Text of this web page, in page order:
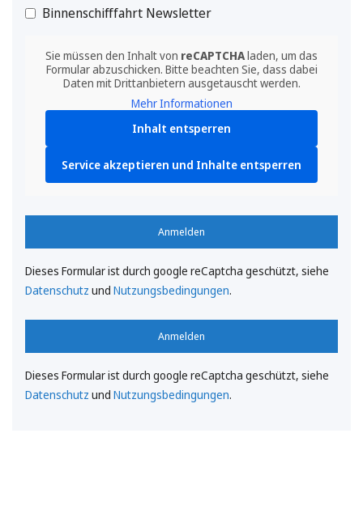
Binnenschifffahrt Newsletter
Sie müssen den Inhalt von reCAPTCHAladen, um das
Formular abzuschicken. Bitte beachten Sie, dass dabei
Daten mit Drittanbietern ausgetauscht werden.
Mehr Informationen
Inhalt entsperren
Service akzeptieren und Inhalte entsperren
Anmelden
Dieses Formular ist durch google reCaptcha geschützt, siehe
Datenschutz und Nutzungsbedingungen.
Anmelden
Dieses Formular ist durch google reCaptcha geschützt, siehe
Datenschutz und Nutzungsbedingungen.